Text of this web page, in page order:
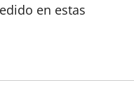
en estas